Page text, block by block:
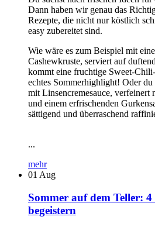
Dann haben wir genau das
Rezepte, die nicht nur köstlich
easy zubereitet sind.
Wie wäre es zum Beispiel mit
Cashewkruste, serviert auf
kommt eine fruchtige Sweet-
echtes Sommerhighlight! Oder du
mit Linsencremesauce, verfeinert
und einem erfrischenden
sättigend und überraschend
...
mehr
01 Aug
Sommer auf dem Teller: 4
begeistern